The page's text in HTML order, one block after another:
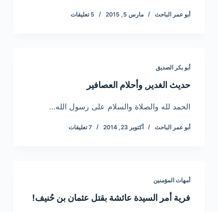
أبو عمر الباحث مارس 5, 2015 5 تعليقات
أبو بكر الصديق
حديث الغدير, وأحلام العصافير
الحمد لله والصلاة والسلام على رسول الله…
أبو عمر الباحث أكتوبر 23, 2014 7 تعليقات
أمهات المؤمنين
فرية أمر السيدة عائشة بقتل عثمان بن حُنيف!